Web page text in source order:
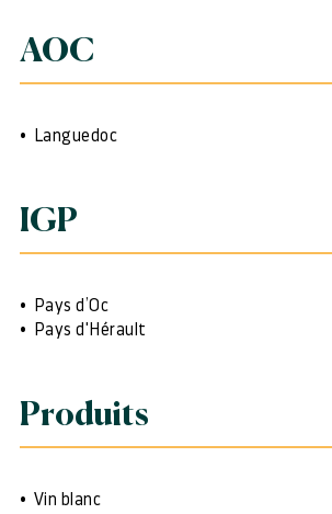
AOC
Languedoc
IGP
Pays d’Oc
Pays d'Hérault
Produits
Vin blanc